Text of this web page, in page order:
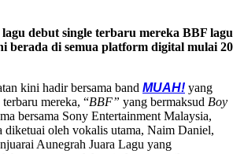
debut single terbaru mereka BBF lagu
berada di semua platform digital mulai 20
kini hadir bersama band MUAH! yang
mereka, “BBF” yang bermaksud Boy
bersama Sony Entertainment Malaysia,
diketuai oleh vokalis utama, Naim Daniel,
Aunegrah Juara Lagu yang